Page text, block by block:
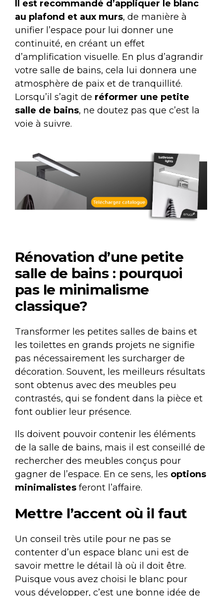
Il est recommandé d’appliquer le blanc
au plafond et aux murs, de manière à
unifier l’espace pour lui donner une
continuité, en créant un effet
d’amplification visuelle. En plus d’agrandir
votre salle de bains, cela lui donnera une
atmosphère de paix et de tranquillité.
Lorsqu’il s’agit de réformer une petite
salle de bains, ne doutez pas que c’est la
voie à suivre.
Rénovation d’une petite
salle de bains : pourquoi
pas le minimalisme
classique?
Transformer les petites salles de bains et
les toilettes en grands projets ne signifie
pas nécessairement les surcharger de
décoration. Souvent, les meilleurs résultats
sont obtenus avec des meubles peu
contrastés, qui se fondent dans la pièce et
font oublier leur présence.
Ils doivent pouvoir contenir les éléments
de la salle de bains, mais il est conseillé de
rechercher des meubles conçus pour
gagner de l’espace. En ce sens, les options
minimalistes feront l’affaire.
Mettre l’accent où il faut
Un conseil très utile pour ne pas se
contenter d’un espace blanc uni est de
savoir mettre le détail là où il doit être.
Puisque vous avez choisi le blanc pour
vous développer, c’est une bonne idée de